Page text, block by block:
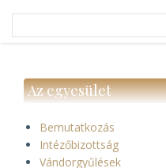
Search
Az egyesület
Bemutatkozás
Intézőbizottság
Vándorgyűlések